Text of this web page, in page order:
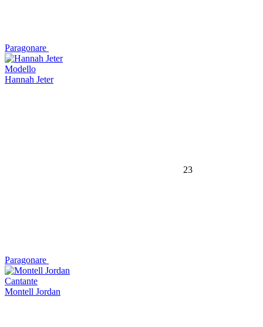
Paragonare
Modello
Hannah Jeter
23
Paragonare
Cantante
Montell Jordan